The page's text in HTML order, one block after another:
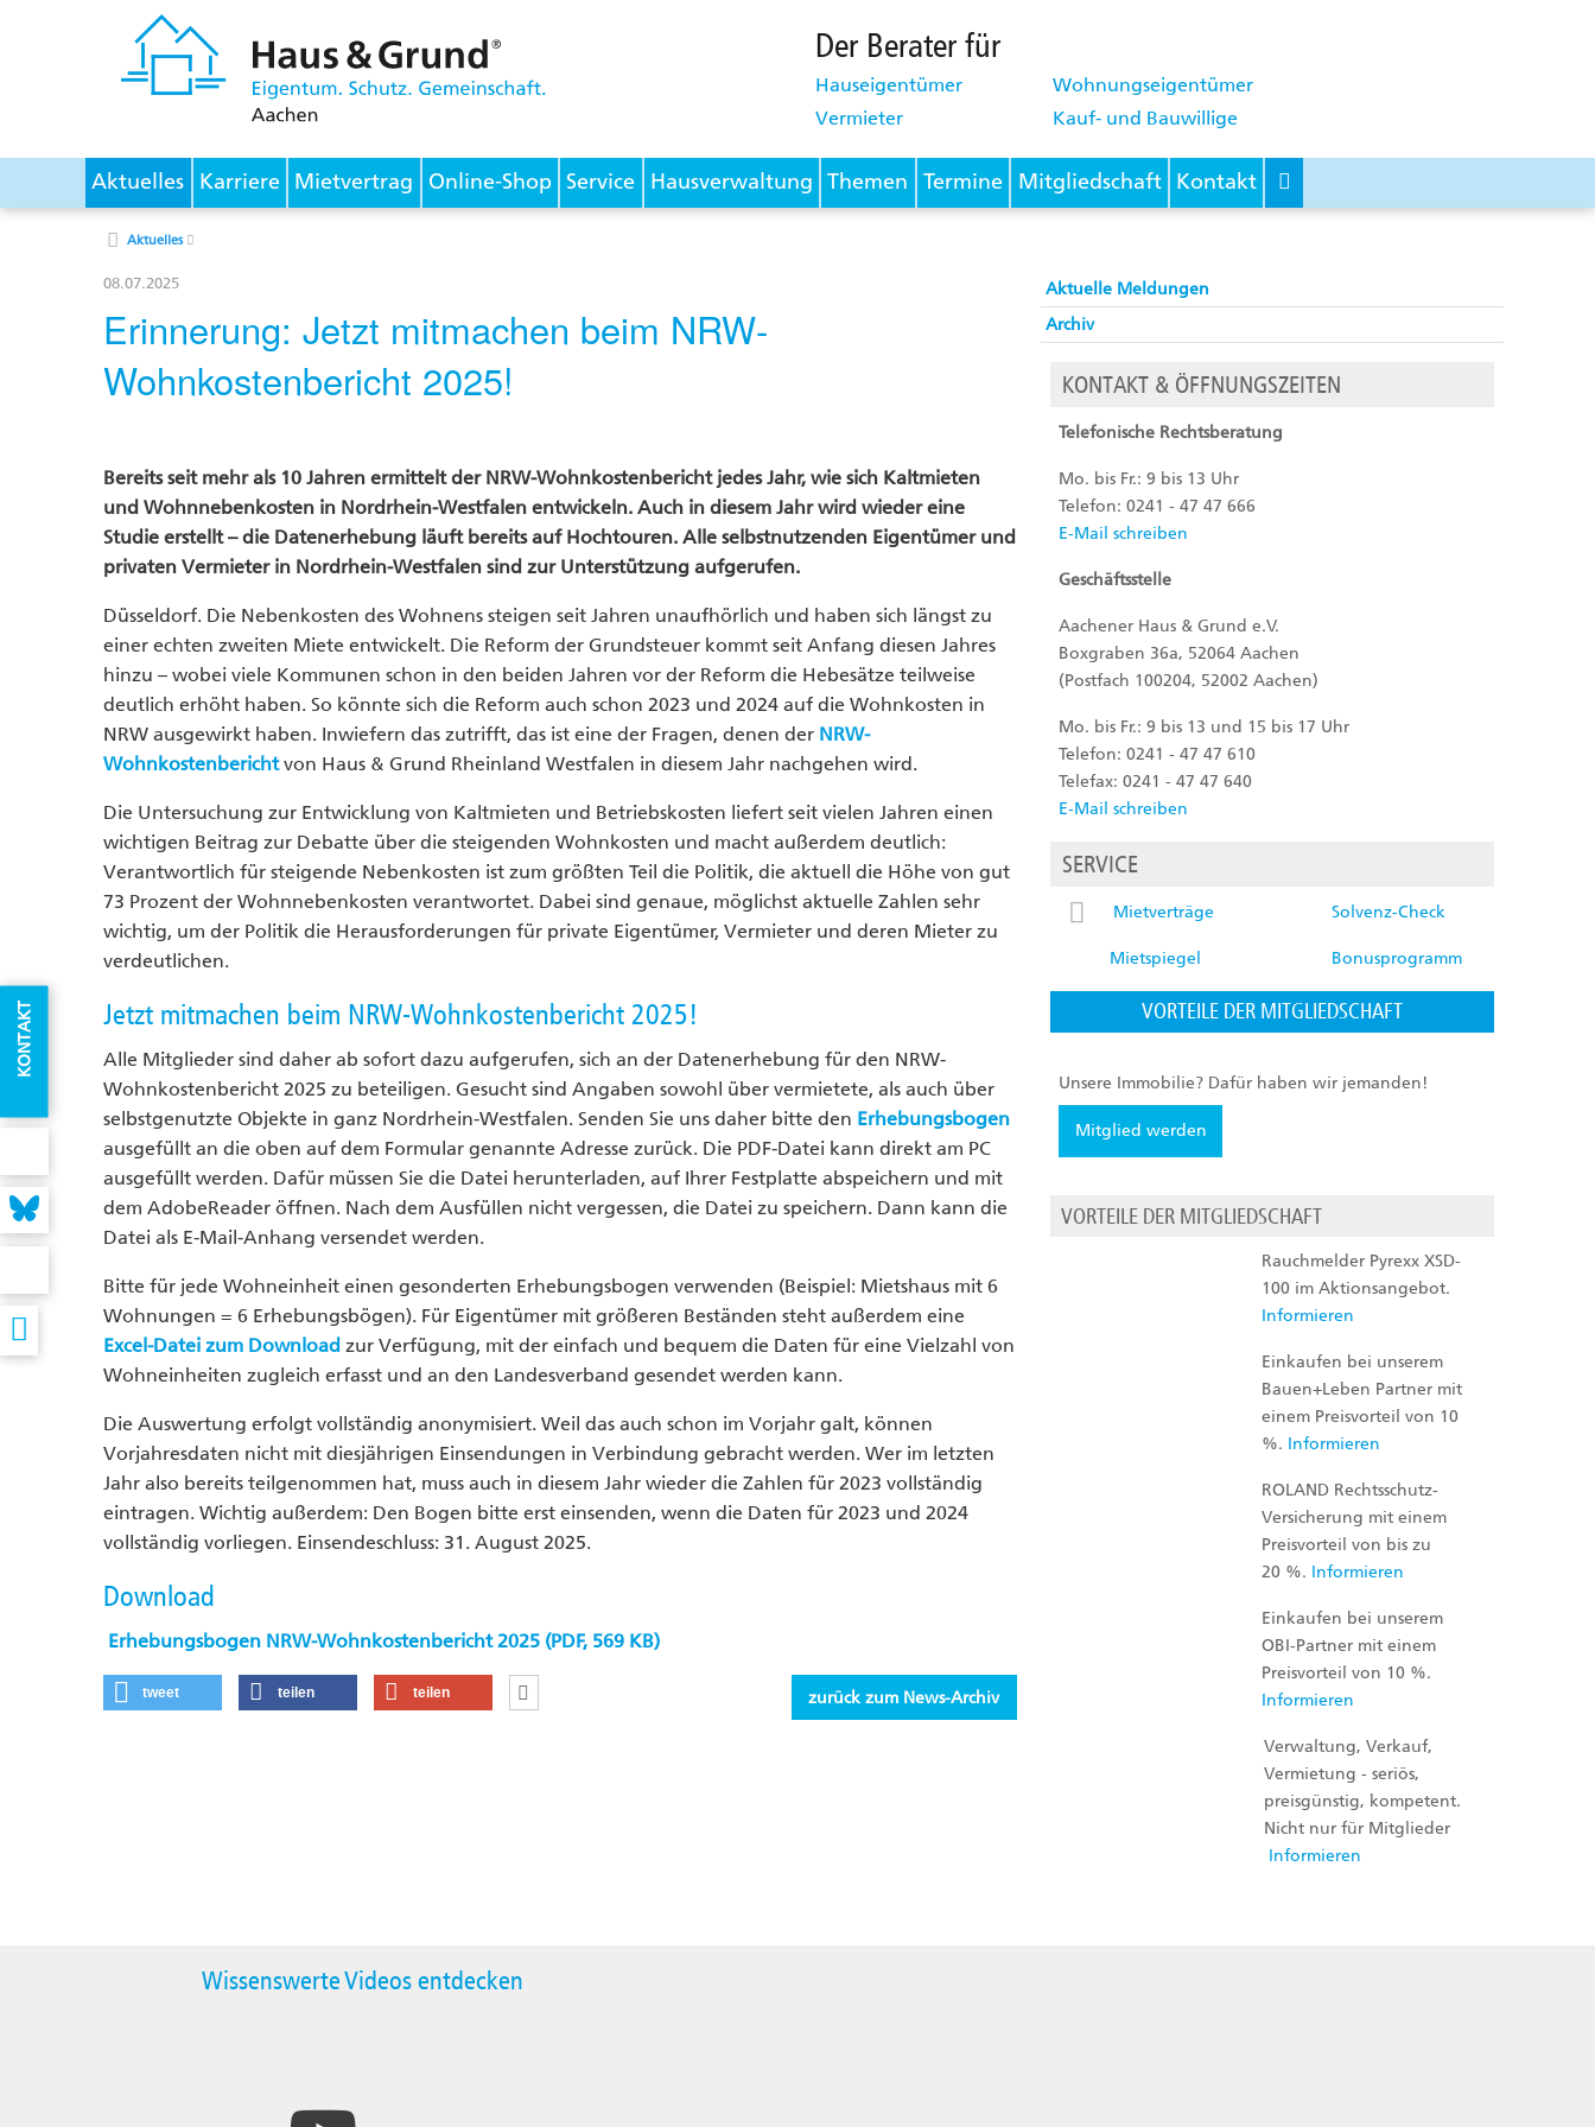
Der Berater für
Hauseigentümer
Wohnungseigentümer
Vermieter
Kauf- und Bauwillige
Aktuelles Karriere Mietvertrag Online-Shop Service Hausverwaltung Themen Termine Mitgliedschaft Kontakt
Aktuelles
08.07.2025
Erinnerung: Jetzt mitmachen beim NRW-
Wohnkostenbericht 2025!
Bereits seit mehr als 10 Jahren ermittelt der NRW-Wohnkostenbericht jedes Jahr, wie sich Kaltmieten
und Wohnnebenkosten in Nordrhein-Westfalen entwickeln. Auch in diesem Jahr wird wieder eine
Studie erstellt – die Datenerhebung läuft bereits auf Hochtouren. Alle selbstnutzenden Eigentümer und
privaten Vermieter in Nordrhein-Westfalen sind zur Unterstützung aufgerufen.
Düsseldorf. Die Nebenkosten des Wohnens steigen seit Jahren unaufhörlich und haben sich längst zu
einer echten zweiten Miete entwickelt. Die Reform der Grundsteuer kommt seit Anfang diesen Jahres
hinzu – wobei viele Kommunen schon in den beiden Jahren vor der Reform die Hebesätze teilweise
deutlich erhöht haben. So könnte sich die Reform auch schon 2023 und 2024 auf die Wohnkosten in
NRW ausgewirkt haben. Inwiefern das zutrifft, das ist eine der Fragen, denen der NRW-
Wohnkostenberichtvon Haus & Grund Rheinland Westfalen in diesem Jahr nachgehen wird.
Die Untersuchung zur Entwicklung von Kaltmieten und Betriebskosten liefert seit vielen Jahren einen
wichtigen Beitrag zur Debatte über die steigenden Wohnkosten und macht außerdem deutlich:
Verantwortlich für steigende Nebenkosten ist zum größten Teil die Politik, die aktuell die Höhe von gut
73 Prozent der Wohnnebenkosten verantwortet. Dabei sind genaue, möglichst aktuelle Zahlen sehr
wichtig, um der Politik die Herausforderungen für private Eigentümer, Vermieter und deren Mieter zu
verdeutlichen.
Jetzt mitmachen beim NRW-Wohnkostenbericht 2025!
Alle Mitglieder sind daher ab sofort dazu aufgerufen, sich an der Datenerhebung für den NRW-
Wohnkostenbericht 2025 zu beteiligen. Gesucht sind Angaben sowohl über vermietete, als auch über
selbstgenutzte Objekte in ganz Nordrhein-Westfalen. Senden Sie uns daher bitte den Erhebungsbogen
ausgefüllt an die oben auf dem Formular genannte Adresse zurück. Die PDF-Datei kann direkt am PC
ausgefüllt werden. Dafür müssen Sie die Datei herunterladen, auf Ihrer Festplatte abspeichern und mit
dem AdobeReader öffnen. Nach dem Ausfüllen nicht vergessen, die Datei zu speichern. Dann kann die
Datei als E-Mail-Anhang versendet werden.
Bitte für jede Wohneinheit einen gesonderten Erhebungsbogen verwenden (Beispiel: Mietshaus mit 6
Wohnungen = 6 Erhebungsbögen). Für Eigentümer mit größeren Beständen steht außerdem eine
Excel-Datei zum Download zur Verfügung, mit der einfach und bequem die Daten für eine Vielzahl von
Wohneinheiten zugleich erfasst und an den Landesverband gesendet werden kann.
Die Auswertung erfolgt vollständig anonymisiert. Weil das auch schon im Vorjahr galt, können
Vorjahresdaten nicht mit diesjährigen Einsendungen in Verbindung gebracht werden. Wer im letzten
Jahr also bereits teilgenommen hat, muss auch in diesem Jahr wieder die Zahlen für 2023 vollständig
eintragen. Wichtig außerdem: Den Bogen bitte erst einsenden, wenn die Daten für 2023 und 2024
vollständig vorliegen. Einsendeschluss: 31. August 2025.
Download
Erhebungsbogen NRW-Wohnkostenbericht 2025 (PDF, 569 KB)
tweet teilen teilen zurück zum News-Archiv
Aktuelle Meldungen
Archiv
KONTAKT & ÖFFNUNGSZEITEN
Telefonische Rechtsberatung
Mo. bis Fr.: 9 bis 13 Uhr
Telefon: 0241 - 47 47 666
E-Mail schreiben
Geschäftsstelle
Aachener Haus & Grund e.V.
Boxgraben 36a, 52064 Aachen
(Postfach 100204, 52002 Aachen)
Mo. bis Fr.: 9 bis 13 und 15 bis 17 Uhr
Telefon: 0241 - 47 47 610
Telefax: 0241 - 47 47 640
E-Mail schreiben
SERVICE
Mietverträge Solvenz-Check
Mietspiegel Bonusprogramm
VORTEILE DER MITGLIEDSCHAFT
Unsere Immobilie? Dafür haben wir jemanden!
Mitglied werden
VORTEILE DER MITGLIEDSCHAFT
Rauchmelder Pyrexx XSD-
100 im Aktionsangebot.
Informieren
Einkaufen bei unserem
Bauen+Leben Partner mit
einem Preisvorteil von 10
%. Informieren
ROLAND Rechtsschutz-
Versicherung mit einem
Preisvorteil von bis zu
20 %. Informieren
Einkaufen bei unserem
OBI-Partner mit einem
Preisvorteil von 10 %.
Informieren
Verwaltung, Verkauf,
Vermietung - seriös,
preisgünstig, kompetent.
Nicht nur für Mitglieder
Informieren
Wissenswerte Videos entdecken
KONTAKT